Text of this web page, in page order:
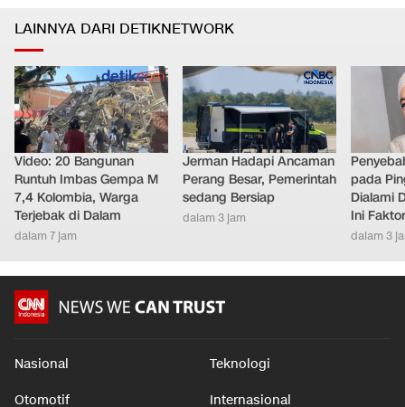
LAINNYA DARI DETIKNETWORK
Video: 20 Bangunan
Runtuh Imbas Gempa M
7,4 Kolombia, Warga
Terjebak di Dalam
dalam 7 jam
Jerman Hadapi Ancaman
Perang Besar, Pemerintah
sedang Bersiap
dalam 3 jam
pada
Dialami
Ini
dalam 3
Nasional Teknologi
Otomotif Internasional